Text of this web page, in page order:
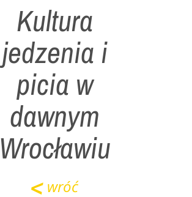
Kultura
jedzenia i
picia w
dawnym
Wrocławiu
wróć